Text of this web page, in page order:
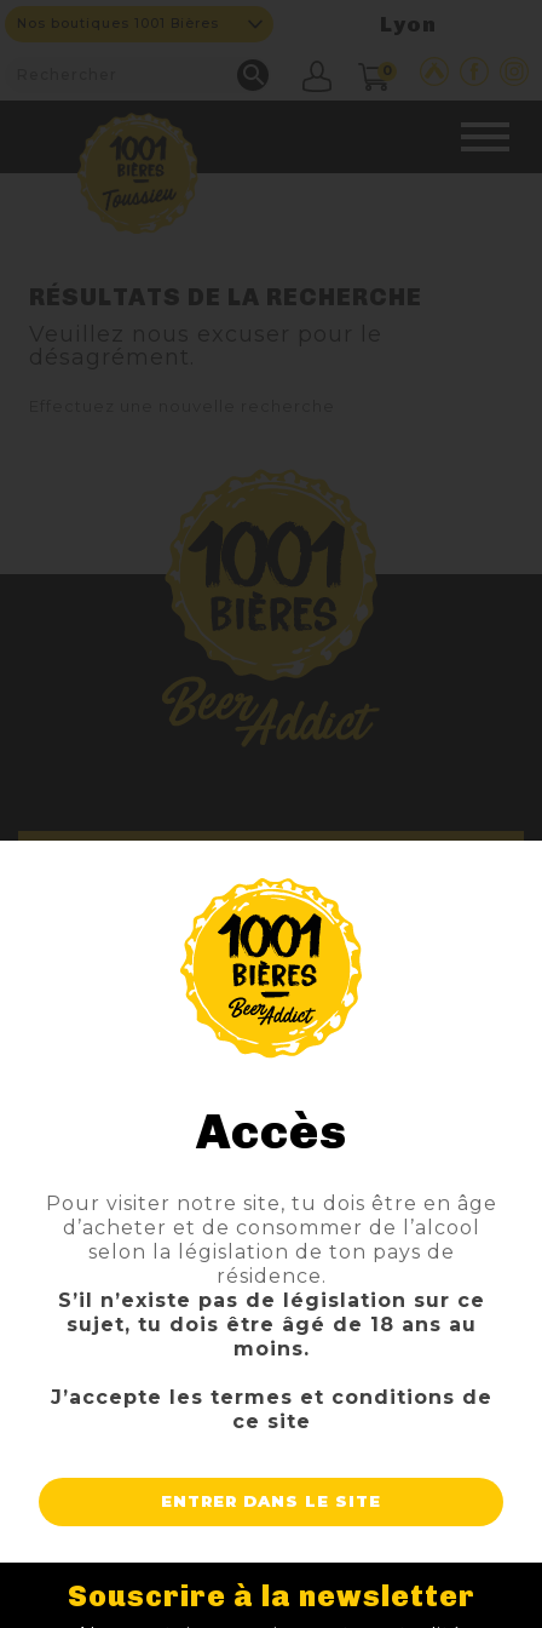
Nos boutiques 1001 Bières Lyon
 0
Nos Bières
Nos Fûts De Bière
Nos Spiritueux
Nos Boxes
Paniers Cadeaux À Composer
TIREUSES
FIDÉLITÉ
NOUS CONTACTER
ABONNEZ-VOUS À NOTRE NEWSLETTER
NOUVEAUTÉS
NOS FÛTS
NOS SPIRITUEUX
NOS PANIERS
CAVE & BAR
BLOG
Accès
Pour visiter notre site, tu dois être en âge
d’acheter et de consommer de l’alcool
selon la législation de ton pays de
résidence.
S’il n’existe pas de législation sur ce
sujet, tu dois être âgé de 18 ans au
moins.
J’accepte les termes et conditions de
ce site
ENTRER DANS LE SITE
Souscrire à la newsletter